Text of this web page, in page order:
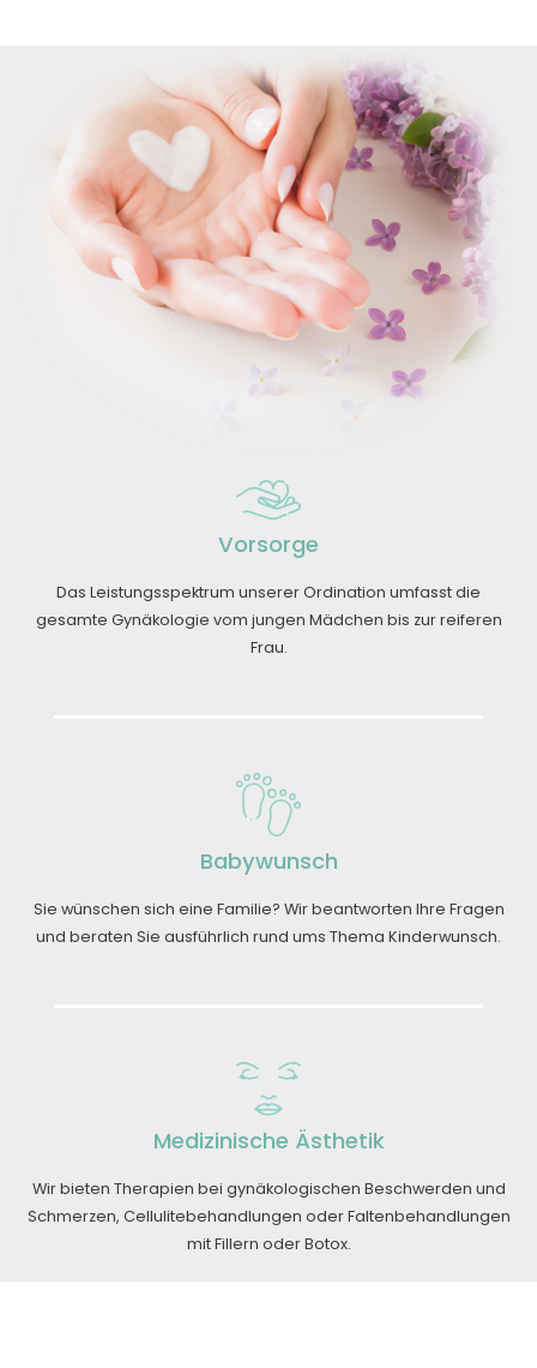
Vorsorge
Das Leistungsspektrum unserer Ordination umfasst die
gesamte Gynäkologie vom jungen Mädchen bis zur reiferen
Frau.
Babywunsch
Sie wünschen sich eine Familie? Wir beantworten Ihre Fragen
und beraten Sie ausführlich rund ums Thema Kinderwunsch.
Medizinische Ästhetik
Wir bieten Therapien bei gynäkologischen Beschwerden und
Schmerzen, Cellulitebehandlungen oder Faltenbehandlungen
mit Fillern oder Botox.